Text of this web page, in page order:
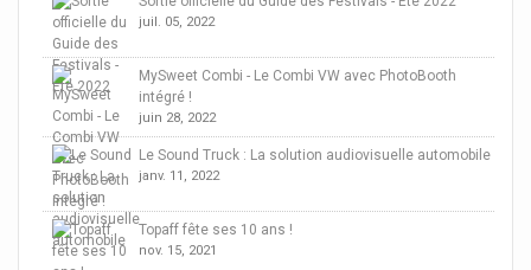
juil. 05, 2022
MySweet Combi - Le Combi VW avec PhotoBooth
intégré !
juin 28, 2022
Le Sound Truck : La solution audiovisuelle automobile
janv. 11, 2022
Topaff fête ses 10 ans !
nov. 15, 2021